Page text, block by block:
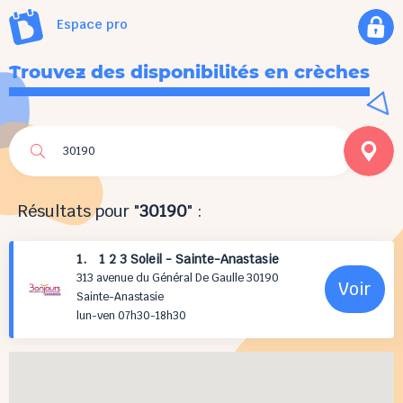
Espace pro
Trouvez des disponibilités en crèches
Résultats pour "30190" :
1. 1 2 3 Soleil - Sainte-Anastasie
313 avenue du Général De Gaulle 30190
Sainte-Anastasie
lun-ven 07h30-18h30
Voir